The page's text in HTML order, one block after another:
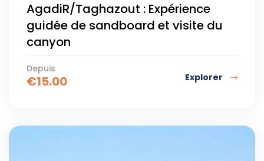
AgadiR/Taghazout : Expérience
guidée de sandboard et visite du
canyon
Depuis
€15.00 Explorer